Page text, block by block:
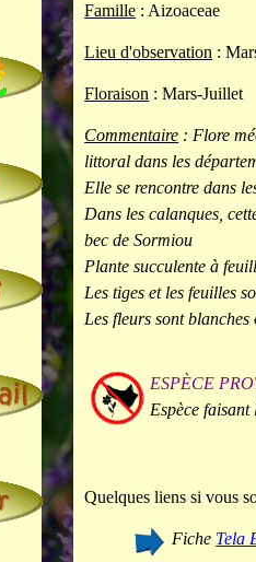
Famille : Aizoaceae
Lieu d'observation :
Floraison : Mars-Juillet
Commentaire : Flore
littoral dans les
Elle se rencontre dans
Dans les calanques,
bec de Sormiou
Plante succulente à
Les tiges et les feuilles
Les fleurs sont
ESPÈCE
Espèce
Quelques liens si vous
Fiche Tela